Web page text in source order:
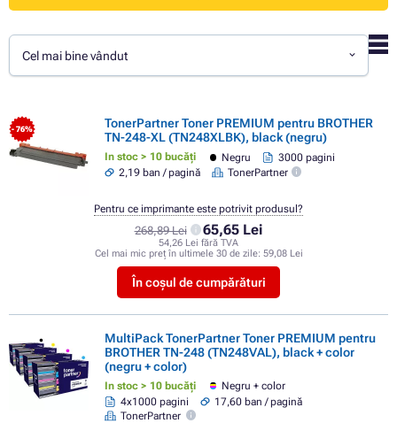
Cel mai bine vândut
- 76%
TonerPartner Toner PREMIUM pentru BROTHER
TN-248-XL (TN248XLBK), black (negru)
In stoc > 10 bucăți Negru
3000 pagini
2,19 ban / pagină
TonerPartner
268,89 Lei 65,65 Lei
54,26 Lei fără TVA
Cel mai mic preț în ultimele 30 de zile: 59,08 Lei
În coșul de cumpărături
Pentru ce imprimante este potrivit produsul?
MultiPack TonerPartner Toner PREMIUM pentru
BROTHER TN-248 (TN248VAL), black + color
(negru + color)
In stoc > 10 bucăți
Negru + color
4x1000 pagini
17,60 ban / pagină
TonerPartner